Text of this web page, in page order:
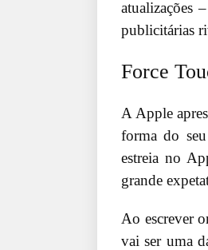
atualizações
publicitárias
Force
A Apple
forma do
estreia no
grande
Ao escrever
vai ser uma